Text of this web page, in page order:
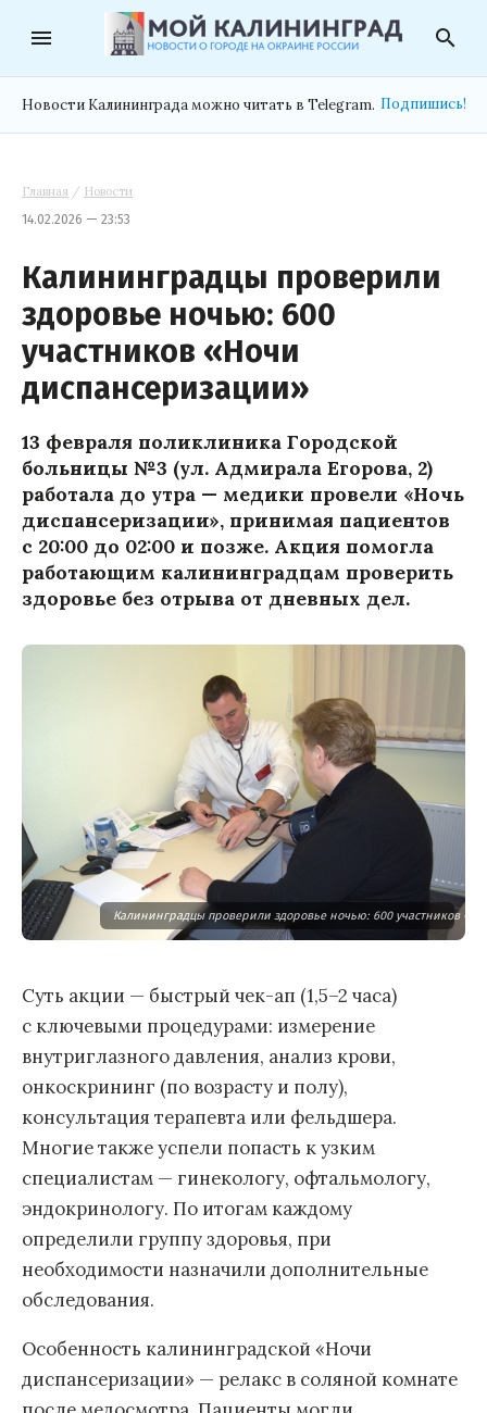
menu search
Новости Калининграда можно читать в Telegram. Подпишись!
Главная / Новости
14.02.2026 — 23:53
Калининградцы проверили
здоровье ночью: 600
участников «Ночи
диспансеризации»
13 февраля поликлиника Городской
больницы №3 (ул. Адмирала Егорова, 2)
работала до утра — медики провели «Ночь
диспансеризации», принимая пациентов
с 20:00 до 02:00 и позже. Акция помогла
работающим калининградцам проверить
здоровье без отрыва от дневных дел.
Калининградцы проверили здоровье ночью: 600 участников
Суть акции — быстрый чек-ап (1,5–2 часа)
с ключевыми процедурами: измерение
внутриглазного давления, анализ крови,
онкоскрининг (по возрасту и полу),
консультация терапевта или фельдшера.
Многие также успели попасть к узким
специалистам — гинекологу, офтальмологу,
эндокринологу. По итогам каждому
определили группу здоровья, при
необходимости назначили дополнительные
обследования.
Особенность калининградской «Ночи
диспансеризации» — релакс в соляной комнате